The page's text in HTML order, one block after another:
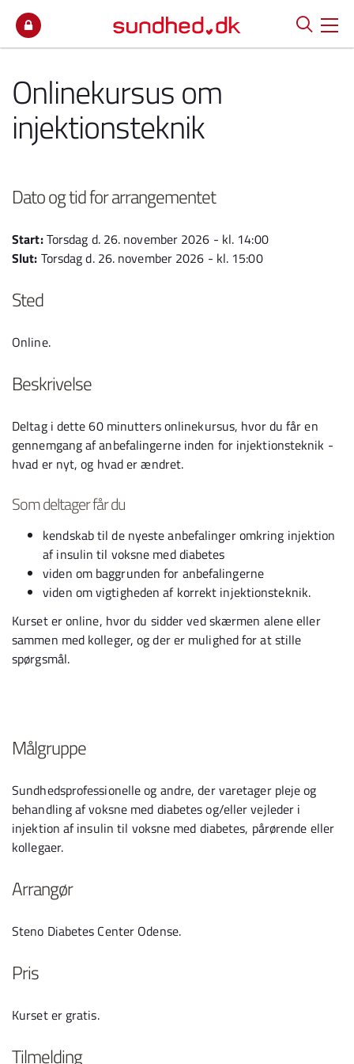
Onlinekursus om
injektionsteknik
Dato og tid for arrangementet
Start:Torsdag d. 26. november 2026 - kl. 14:00
Slut: Torsdag d. 26. november 2026 - kl. 15:00
Sted
Online.
Beskrivelse
Deltag i dette 60 minutters onlinekursus, hvor du får en
gennemgang af anbefalingerne inden for injektionsteknik -
hvad er nyt, og hvad er ændret.
Som deltager får du
kendskab til de nyeste anbefalinger omkring injektion
af insulin til voksne med diabetes
viden om baggrunden for anbefalingerne
viden om vigtigheden af korrekt injektionsteknik.
Kurset er online, hvor du sidder ved skærmen alene eller
sammen med kolleger, og der er mulighed for at stille
spørgsmål.
Målgruppe
Sundhedsprofessionelle og andre, der varetager pleje og
behandling af voksne med diabetes og/eller vejleder i
injektion af insulin til voksne med diabetes, pårørende eller
kollegaer.
Arrangør
Steno Diabetes Center Odense.
Pris
Kurset er gratis.
Tilmelding